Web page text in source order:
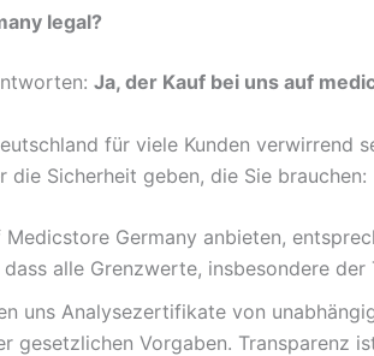
legal?
Ja, der Kauf bei uns auf
für viele Kunden verwirrend
die Sicherheit geben, die Sie brauchen:
Germany anbieten,
alle Grenzwerte, insbesondere
uns Analysezertifikate von
gesetzlichen Vorgaben. Transparenz